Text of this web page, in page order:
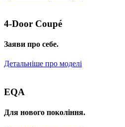
4-Door Coupé
Заяви про себе.
Детальніше про моделі
EQA
Для нового покоління.